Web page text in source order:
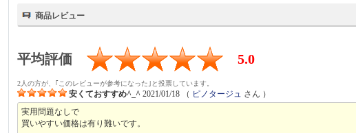
商品レビュー
平均評価 5.0
2人の方が、｢このレビューが参考になった｣と投票しています。
安くておすすめ^_^ 2021/01/18 （ ピノタージュ さん ）
実用問題なしで
買いやすい価格は有り難いです。